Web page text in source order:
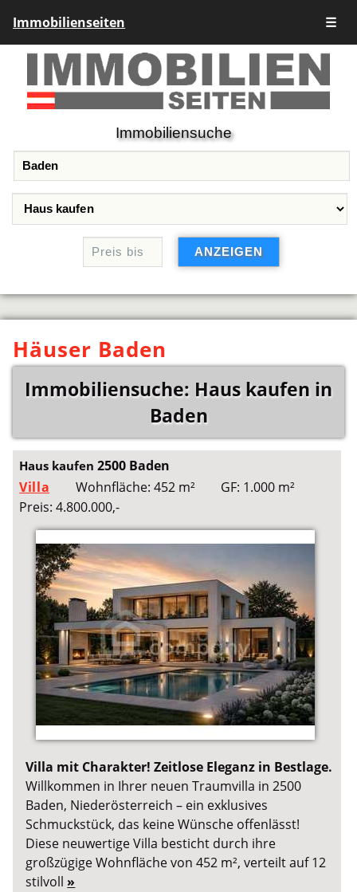
Immobilienseiten ☰
Immobiliensuche
Häuser Baden
Immobiliensuche: Haus kaufen in
Baden
Haus kaufen2500 Baden
Villa
Wohnfläche: 452 m²
GF: 1.000 m²
Preis: 4.800.000,-
Villa mit Charakter! Zeitlose Eleganz in Bestlage.
Willkommen in Ihrer neuen Traumvilla in 2500
Baden, Niederösterreich – ein exklusives
Schmuckstück, das keine Wünsche offenlässt!
Diese neuwertige Villa besticht durch ihre
großzügige Wohnfläche von 452 m², verteilt auf 12
stilvoll »